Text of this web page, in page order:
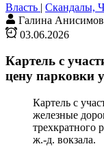
Власть | Скандалы,
Галина
03.06.2026
Картель с
цену парковки
Картель с
железные
трехкратного
ж.-д. вокзала.